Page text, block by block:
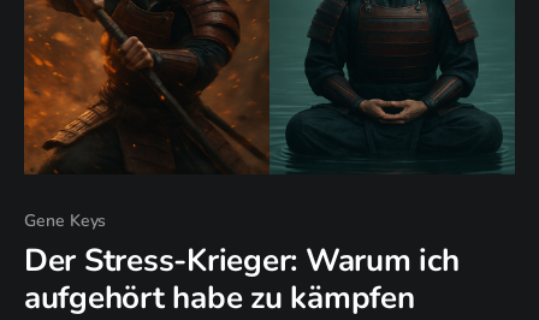
Gene Keys
Der Stress-Krieger: Warum ich
aufgehört habe zu kämpfen